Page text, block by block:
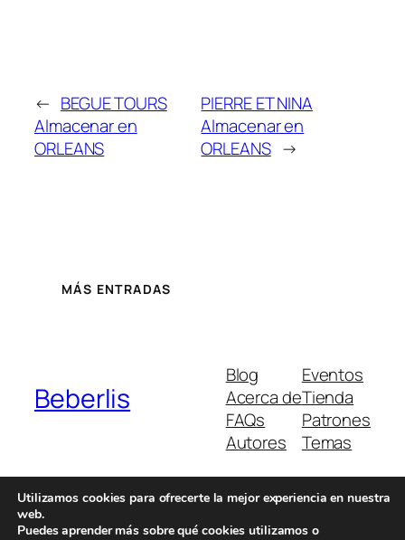
← BEGUE TOURS
Almacenar en
ORLEANS
PIERRE ET NINA
Almacenar en
ORLEANS →
MÁS ENTRADAS
Beberlis
Blog
Acerca de
FAQs
Autores
Eventos
Tienda
Patrones
Temas
Twenty Twenty-Five Diseñado con WordPress
Utilizamos cookies para ofrecerte la mejor experiencia en nuestra
web.
Puedes aprender más sobre qué cookies utilizamos o